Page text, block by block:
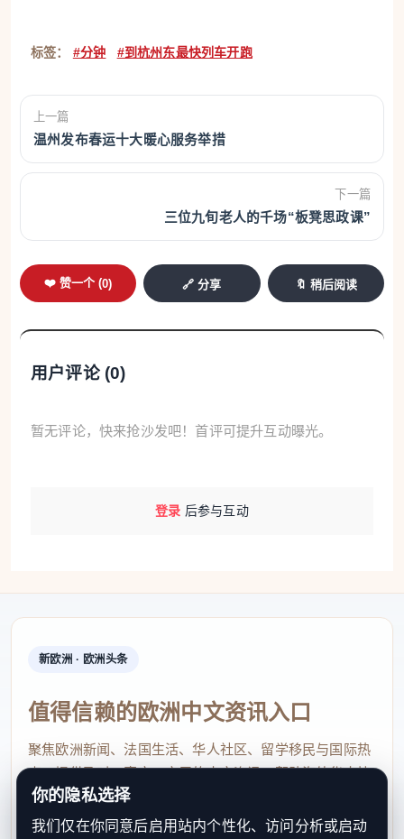
标签： #分钟 #到杭州东最快列车开跑
上一篇
温州发布春运十大暖心服务举措
下一篇
三位九旬老人的千场“板凳思政课”
❤️ 赞一个 (0) 🔗 分享 🔖 稍后阅读
用户评论 (0)
暂无评论，快来抢沙发吧！首评可提升互动曝光。
登录 后参与互动
新欧洲 · 欧洲头条
值得信赖的欧洲中文资讯入口
聚焦欧洲新闻、法国生活、华人社区、留学移民与国际热
点，提供及时、真实、实用的中文资讯，帮助海外华人快
速了解欧洲动态。
contact@xinouzhou.com
你的隐私选择
我们仅在你同意后启用站内个性化、访问分析或启动